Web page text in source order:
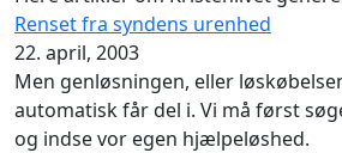
Renset fra syndens urenhed
22. april, 2003
Men genløsningen, eller
automatisk får del i. Vi må først
og indse vor egen hjælpeløshed.